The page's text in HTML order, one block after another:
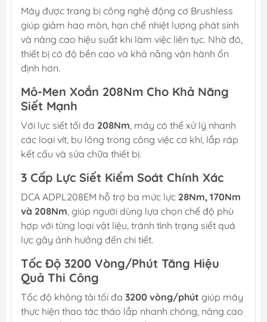
Máy được trang bị công nghệ động cơ Brushless
giúp giảm hao mòn, hạn chế nhiệt lượng phát sinh
và nâng cao hiệu suất khi làm việc liên tục. Nhờ đó,
thiết bị có độ bền cao và khả năng vận hành ổn
định hơn.
Mô-Men Xoắn 208Nm Cho Khả Năng
Siết Mạnh
Với lực siết tối đa 208Nm, máy có thể xử lý nhanh
các loại vít, bu lông trong công việc cơ khí, lắp ráp
kết cấu và sửa chữa thiết bị.
3 Cấp Lực Siết Kiểm Soát Chính Xác
DCA ADPL208EM hỗ trợ ba mức lực 28Nm, 170Nm
và 208Nm, giúp người dùng lựa chọn chế độ phù
hợp với từng loại vật liệu, tránh tình trạng siết quá
lực gây ảnh hưởng đến chi tiết.
Tốc Độ 3200 Vòng/Phút Tăng Hiệu
Quả Thi Công
Tốc độ không tải tối đa 3200 vòng/phút giúp máy
thực hiện thao tác tháo lắp nhanh chóng, nâng cao